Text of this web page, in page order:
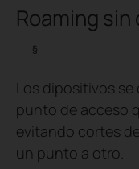
Roaming sin
§
Los dipositivos
punto de acceso
evitando cortes
un punto a otro.